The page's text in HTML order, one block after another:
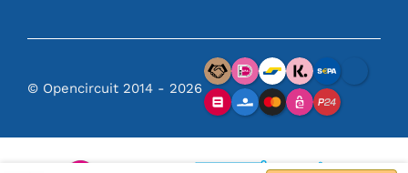
© Opencircuit 2014 - 2026